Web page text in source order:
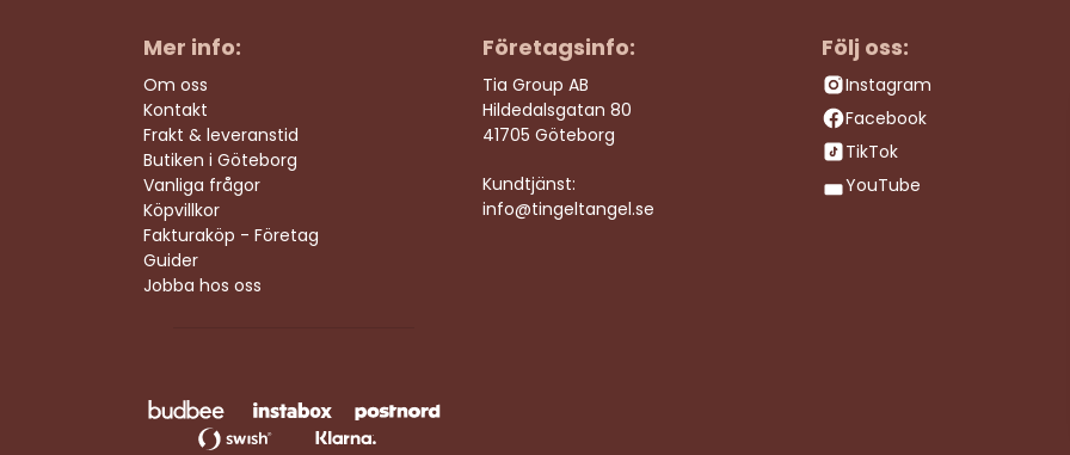
Mer info:
Om oss
Kontakt
Frakt & leveranstid
Butiken i Göteborg
Vanliga frågor
Köpvillkor
Fakturaköp - Företag
Guider
Jobba hos oss
Företagsinfo:
Tia Group AB
Hildedalsgatan 80
41705 Göteborg
Kundtjänst:
info@tingeltangel.se
Följ oss:
Instagram
Facebook
TikTok
YouTube